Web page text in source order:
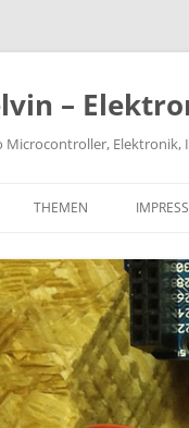
–
Microcontroller, Elektronik,
THEMEN